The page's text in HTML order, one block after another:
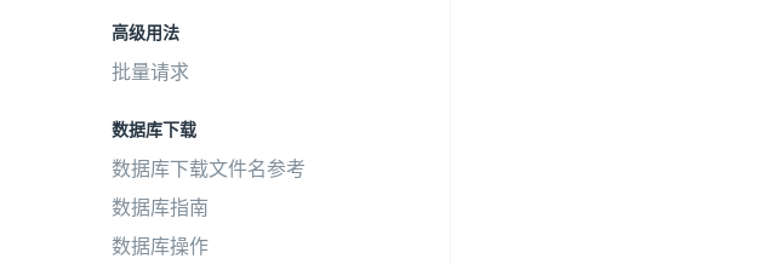
高级用法
批量请求
数据库下载
数据库下载文件名参考
数据库指南
数据库操作